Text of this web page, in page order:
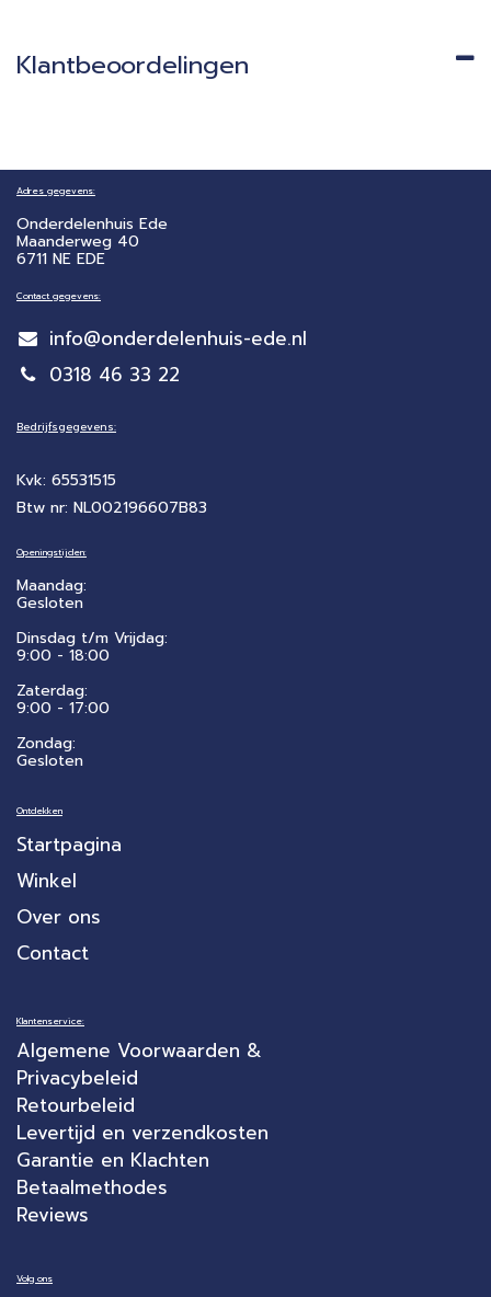
Klantbeoordelingen
Adres gegevens:
Onderdelenhuis Ede
Maanderweg 40
6711 NE EDE
Contact gegevens:
info@onderdelenhuis-ede.nl
0318 46 33 22
Bedrijfsgegevens:
Kvk: 65531515
Btw nr: NL002196607B83
Openingstijden:
Maandag:
Gesloten
Dinsdag t/m Vrijdag:
9:00 - 18:00
Zaterdag:
​9:00 - 17:00
Zondag:
Gesloten
Ontdekken
Startpagina
Winkel
Over ons
Contact
Klantenservice:
Algemene Voorwaarden &
Privacybeleid
Retourbeleid
Levertijd en verzendkosten
Garantie en Klachten
Betaalmethodes
Reviews
Volg ons